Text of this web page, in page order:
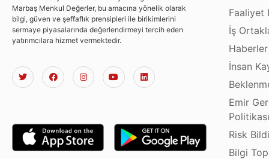
Marbaş Menkul Değerler, bu amacına yönelik olarak
bilgi, güven ve şeffaflık prensipleri ile birikimlerini
sermaye piyasalarında değerlendirmeyi tercih eden
yatırımcılara hizmet vermektedir.
Faaliyet
İş
İnsan
Emir
Politikası
Risk
Bilgi